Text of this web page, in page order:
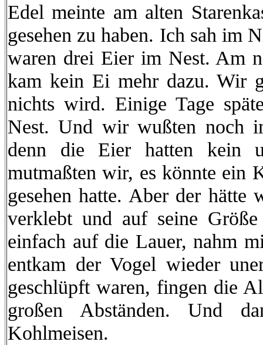
Edel meinte am alten
gesehen zu haben. Ich sah im
waren drei Eier im Nest. Am
kam kein Ei mehr dazu. Wir
nichts wird. Einige Tage
Nest. Und wir wußten noch
denn die Eier hatten kein
mutmaßten wir, es könnte ein
gesehen hatte. Aber der
verklebt und auf seine
einfach auf die Lauer, nahm
entkam der Vogel wieder
geschlüpft waren, fingen die
großen Abständen. Und
Kohlmeisen.